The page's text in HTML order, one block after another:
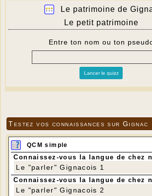
Testez vos connaissances sur Gignac
QCM simple
Connaissez-vous la langue de chez
Le "parler" Gignacois 1
Connaissez-vous la langue de chez
Le "parler" Gignacois 2